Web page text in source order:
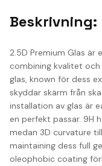
Beskrivning:
2.5D Premium Glas är
combining kvalitet och
glas, known för dess
skyddar skärm från
installation av glas är
en perfekt passar. 9H
medan 3D curvature
maintaining dess full
oleophobic coating